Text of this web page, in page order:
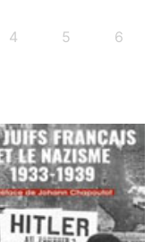
4 5 6